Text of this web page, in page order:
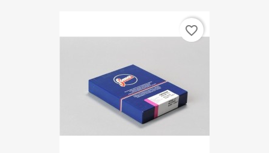
favorite_border